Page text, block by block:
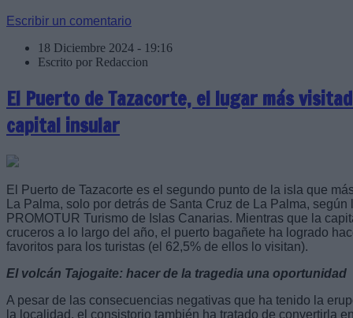
Escribir un comentario
18 Diciembre 2024 - 19:16
Escrito por Redaccion
El Puerto de Tazacorte, el lugar más
capital insular
El Puerto de Tazacorte es el segundo punto de la isla que
La Palma, solo por detrás de Santa Cruz de La Palma,
PROMOTUR Turismo de Islas Canarias. Mientras que la
cruceros a lo largo del año, el puerto bagañete ha logrado
favoritos para los turistas (el 62,5% de ellos lo visitan).
El volcán Tajogaite: hacer de la tragedia una oportunidad
A pesar de las consecuencias negativas que ha tenido la
la localidad, el consistorio también ha tratado de convertirla